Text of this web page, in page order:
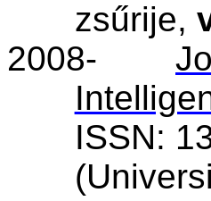
zsűrije,
2008-
ISSN: